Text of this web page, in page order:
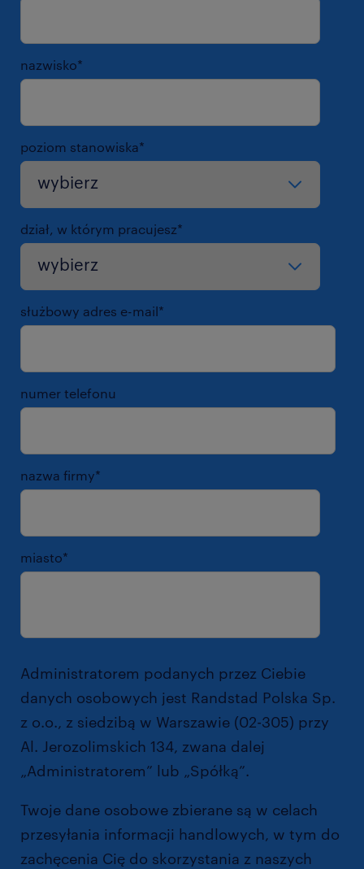
nazwisko*
poziom stanowiska*
dział, w którym pracujesz*
służbowy adres e-mail*
numer telefonu
nazwa firmy*
miasto*
Administratorem podanych przez Ciebie
danych osobowych jest Randstad Polska Sp.
z o.o., z siedzibą w Warszawie (02-305) przy
Al. Jerozolimskich 134, zwana dalej
„Administratorem” lub „Spółką”.
Twoje dane osobowe zbierane są w celach
przesyłania informacji handlowych, w tym do
zachęcenia Cię do skorzystania z naszych